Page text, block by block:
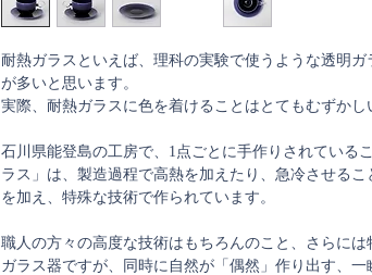
耐熱ガラスといえば、理科の実験で使うような透明
が多いと思います。
実際、耐熱ガラスに色を着けることはとてもむずかし
石川県能登島の工房で、1点ごとに手作りされている
ラス」は、製造過程で高熱を加えたり、急冷させる
を加え、特殊な技術で作られています。
職人の方々の高度な技術はもちろんのこと、さらには
ガラス器ですが、同時に自然が「偶然」作り出す、